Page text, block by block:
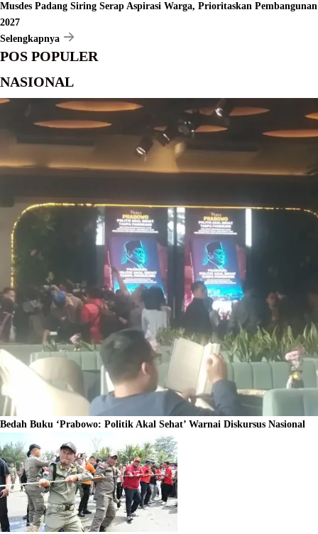
Musdes Padang Siring Serap Aspirasi Warga, Prioritaskan Pembangunan
2027
Selengkapnya
POS POPULER
NASIONAL
Bedah Buku ‘Prabowo: Politik Akal Sehat’ Warnai Diskursus Nasional